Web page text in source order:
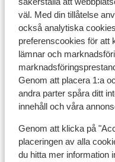
väl. Med din tillåtelse
också analytiska
preferenscookies för att
lämnar och
Genom att placera 1:a
andra parter spåra ditt
innehåll och våra
Genom att klicka på
placeringen av alla
du hitta mer information
Skidskola
Utrustning
Andra boenden
Hotel Voulezvous
Chalet Skadi - Extra